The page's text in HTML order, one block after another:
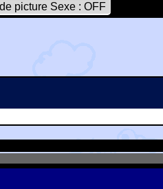
picture Sexe : OFF